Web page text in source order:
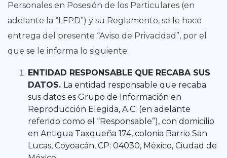
Personales en Posesión de los Particulares (en
adelante la “LFPD”) y su Reglamento, se le hace
entrega del presente “Aviso de Privacidad”, por el
que se le informa lo siguiente:
ENTIDAD RESPONSABLE QUE RECABA SUS
DATOS. La entidad responsable que recaba
sus datos es Grupo de Información en
Reproducción Elegida, A.C. (en adelante
referido como el “Responsable”), con domicilio
en Antigua Taxqueña 174, colonia Barrio San
Lucas, Coyoacán, CP: 04030, México, Ciudad de